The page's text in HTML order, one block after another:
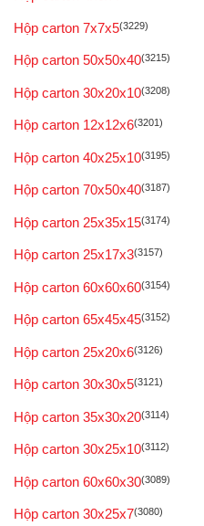
Hộp carton 7x7x5(3229)
Hộp carton 50x50x40(3215)
Hộp carton 30x20x10(3208)
Hộp carton 12x12x6(3201)
Hộp carton 40x25x10(3195)
Hộp carton 70x50x40(3187)
Hộp carton 25x35x15(3174)
Hộp carton 25x17x3(3157)
Hộp carton 60x60x60(3154)
Hộp carton 65x45x45(3152)
Hộp carton 25x20x6(3126)
Hộp carton 30x30x5(3121)
Hộp carton 35x30x20(3114)
Hộp carton 30x25x10(3112)
Hộp carton 60x60x30(3089)
Hộp carton 30x25x7(3080)